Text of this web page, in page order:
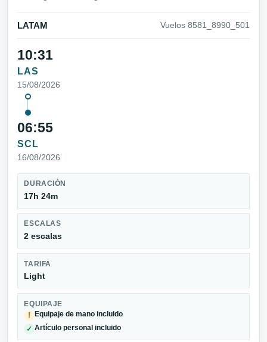
LATAM Vuelos 8581_8990_501
10:31
LAS
15/08/2026
06:55
SCL
16/08/2026
DURACIÓN
17h 24m
ESCALAS
2 escalas
TARIFA
Light
EQUIPAJE
!
Equipaje de mano incluido
✓ Artículo personal incluido